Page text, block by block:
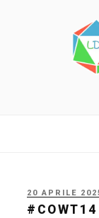
PUBBLICATO
IL
20 APRILE